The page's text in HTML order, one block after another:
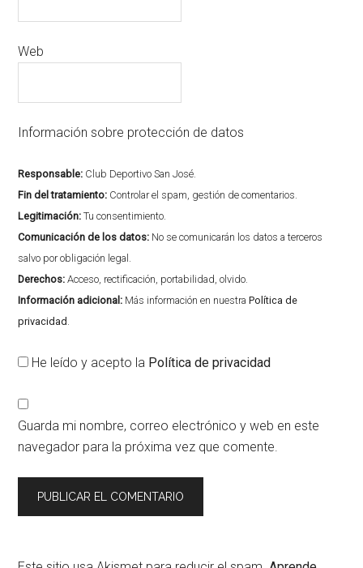
Web
Información sobre protección de datos
Responsable: Club Deportivo San José.
Fin del tratamiento: Controlar el spam, gestión de comentarios.
Legitimación: Tu consentimiento.
Comunicación de los datos: No se comunicarán los datos a terceros
salvo por obligación legal.
Derechos: Acceso, rectificación, portabilidad, olvido.
Información adicional: Más información en nuestraPolítica de
privacidad .
He leído y acepto la Política de privacidad
Guarda mi nombre, correo electrónico y web en este
navegador para la próxima vez que comente.